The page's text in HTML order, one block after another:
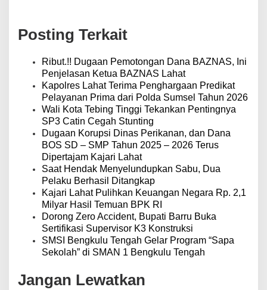
a
s
Posting Terkait
Ribut.!! Dugaan Pemotongan Dana BAZNAS, Ini
Penjelasan Ketua BAZNAS Lahat
Kapolres Lahat Terima Penghargaan Predikat
Pelayanan Prima dari Polda Sumsel Tahun 2026
Wali Kota Tebing Tinggi Tekankan Pentingnya
SP3 Catin Cegah Stunting
Dugaan Korupsi Dinas Perikanan, dan Dana
BOS SD – SMP Tahun 2025 – 2026 Terus
Dipertajam Kajari Lahat
Saat Hendak Menyelundupkan Sabu, Dua
Pelaku Berhasil Ditangkap
Kajari Lahat Pulihkan Keuangan Negara Rp. 2,1
Milyar Hasil Temuan BPK RI
Dorong Zero Accident, Bupati Barru Buka
Sertifikasi Supervisor K3 Konstruksi
SMSI Bengkulu Tengah Gelar Program “Sapa
Sekolah” di SMAN 1 Bengkulu Tengah
Jangan Lewatkan